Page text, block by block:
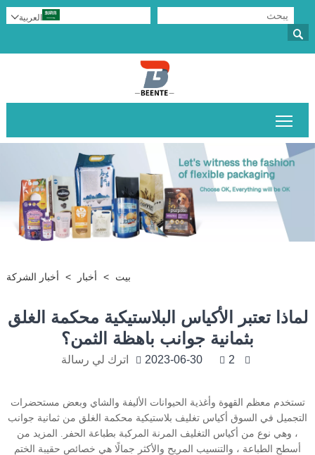

العربية
بيت > أخبار > أخبار الشركة
لماذا تعتبر الأكياس البلاستيكية محكمة الغلق
بثمانية جوانب باهظة الثمن؟
2023-06-30 2 اترك لي رسالة
تستخدم معظم القهوة وأغذية الحيوانات الأليفة والشاي وبعض مستحضرات
التجميل في السوق أكياس تغليف بلاستيكية محكمة الغلق من ثمانية جوانب
، وهي نوع من أكياس التغليف المرنة المركبة بطباعة الحفر. المزيد من
أسطح الطباعة ، والتنسيب المريح والأكثر جمالًا هي خصائص حقيبة الختم